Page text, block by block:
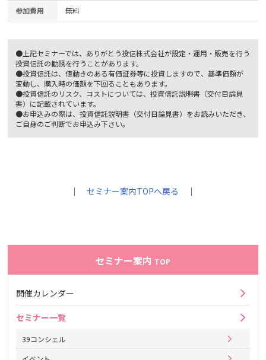
参加費用 無料
●上記セミナーでは、ありがとう投信株式会社が設定・運用・販売を行う
投資信託の勧誘を行うことがあります。
●投資信託は、値動きのある有価証券等に投資しますので、基準価額が
変動し、購入時の価額を下回ることもあります。
●投資信託のリスク、コストについては、投資信託説明書（交付目論見
書）に記載されています。
●お申込みの際は、投資信託説明書（交付目論見書）をお読みいただき、
ご自身のご判断でお申込み下さい。
｜セミナー案内TOPへ戻る ｜
セミナー案内 TOP
開催カレンダー
セミナー一覧
39コンシェル